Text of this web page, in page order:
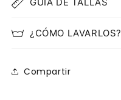
GUÍA DE TALLAS
¿CÓMO LAVARLOS?
Compartir